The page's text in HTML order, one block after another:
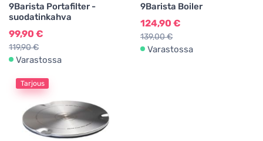
9Barista Portafilter -
suodatinkahva
99,90 €
119,90 €
Varastossa
9Barista Boiler
124,90 €
139,00 €
Varastossa
Tarjous